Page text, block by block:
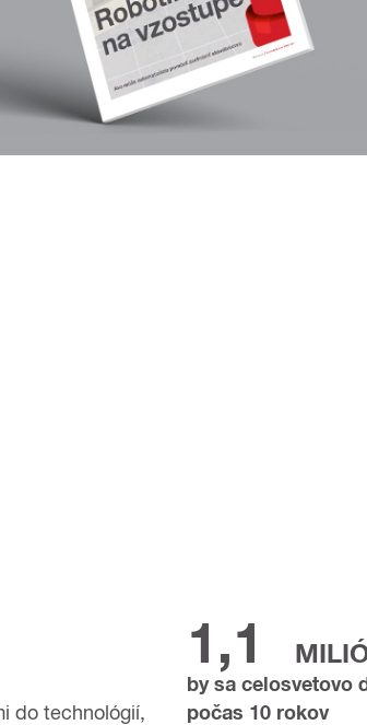
do technológií,
1,1
by sa celosvetovo
počas 10 rokov